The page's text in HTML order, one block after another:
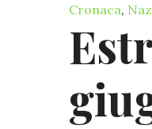
Cronaca,